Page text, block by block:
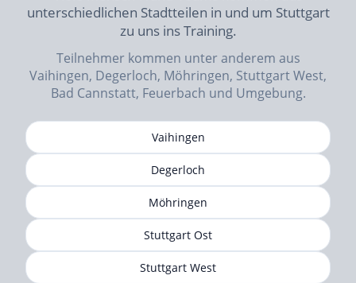
unterschiedlichen Stadtteilen in und um Stuttgart
zu uns ins Training.
Teilnehmer kommen unter anderem aus
Vaihingen, Degerloch, Möhringen, Stuttgart West,
Bad Cannstatt, Feuerbach und Umgebung.
Vaihingen
Degerloch
Möhringen
Stuttgart Ost
Stuttgart West